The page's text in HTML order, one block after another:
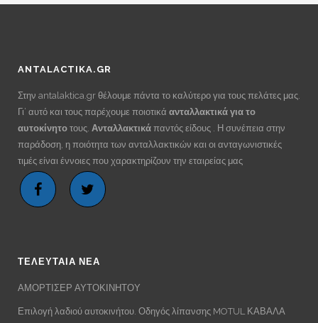
ANTALACTIKA.GR
Στην antalaktica.gr θέλουμε πάντα το καλύτερο για τους πελάτες μας.
Γι’ αυτό και τους παρέχουμε ποιοτικά ανταλλακτικά για το
αυτοκίνητο τους. Ανταλλακτικά παντός είδους . Η συνέπεια στην
παράδοση, η ποιότητα των ανταλλακτικών και οι ανταγωνιστικές
τιμές είναι έννοιες που χαρακτηρίζουν την εταιρείας μας
ΤΕΛΕΥΤΑΙΑ ΝΕΑ
ΑΜΟΡΤΙΣΕΡ ΑΥΤΟΚΙΝΗΤΟΥ
Επιλογή λαδιού αυτοκινήτου. Οδηγός λίπανσης MOTUL ΚΑΒΑΛΑ